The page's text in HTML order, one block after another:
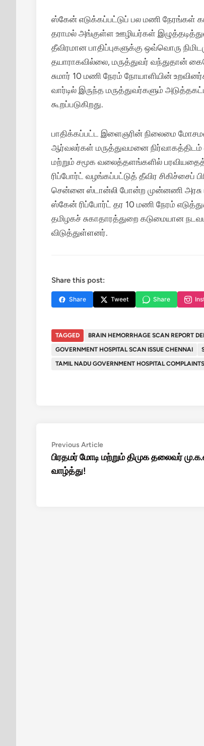
ஸ்கேன் எடுக்கப்பட்டுப் பல மணி நேரங்கள்
தராமல் அங்குள்ள ஊழியர்கள்
தீவிரமான பாதிப்புகளுக்கு ஒவ்வொரு
தயாராகவில்லை, மருத்துவர் வந்துதான்
சுமார் 10 மணி நேரம் நோயாளியின்
வார்டில் இருந்த மருத்துவர்களும்
கூறப்படுகிறது.
பாதிக்கப்பட்ட இளைஞரின் நிலைமை
ஆர்வலர்கள் மருத்துவமனை
மற்றும் சமூக வலைத்தளங்களில்
ரிப்போர்ட் வழங்கப்பட்டுத் தீவிர சிகிச்சைப்
சென்னை ஸ்டான்லி போன்ற முன்னணி அரசு
ஸ்கேன் ரிப்போர்ட் தர 10 மணி நேரம்
தமிழகச் சுகாதாரத்துறை கடுமையான
விடுத்துள்ளனர்.
Share this post:
Share Tweet Share
TAGGED BRAIN HEMORRHAGE SCAN REPORT
GOVERNMENT HOSPITAL SCAN ISSUE CHENNAI
TAMIL NADU GOVERNMENT HOSPITAL COMPLAINTS
Post
navigation
Previous ArticlePrevious
article:
பிரதமர் மோடி மற்றும் திமுக தலைவர்
வாழ்த்து!